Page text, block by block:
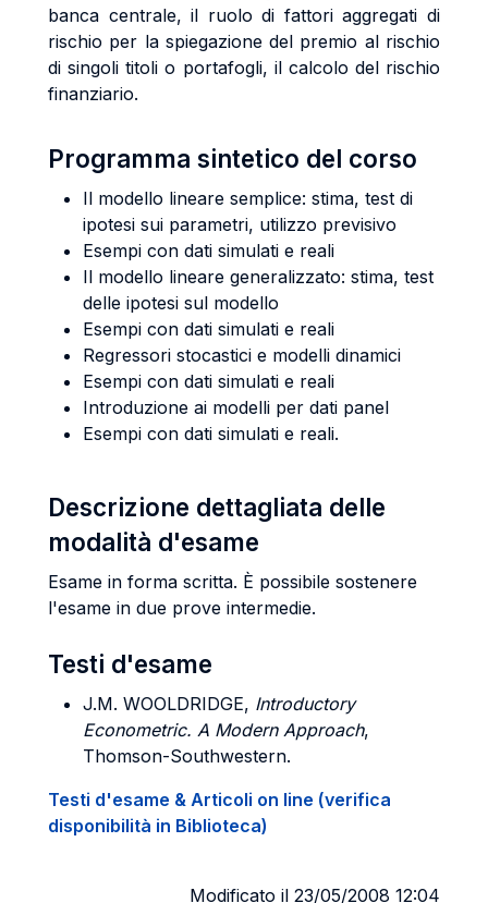
banca centrale, il ruolo di fattori aggregati di
rischio per la spiegazione del premio al rischio
di singoli titoli o portafogli, il calcolo del rischio
finanziario.
Programma sintetico del corso
Il modello lineare semplice: stima, test di
ipotesi sui parametri, utilizzo previsivo
Esempi con dati simulati e reali
Il modello lineare generalizzato: stima, test
delle ipotesi sul modello
Esempi con dati simulati e reali
Regressori stocastici e modelli dinamici
Esempi con dati simulati e reali
Introduzione ai modelli per dati panel
Esempi con dati simulati e reali.
Descrizione dettagliata delle
modalità d'esame
Esame in forma scritta. È possibile sostenere
l'esame in due prove intermedie.
Testi d'esame
J.M. WOOLDRIDGE, Introductory
Econometric. A Modern Approach,
Thomson-Southwestern.
Testi d'esame & Articoli on line (verifica
disponibilità in Biblioteca)
Modificato il 23/05/2008 12:04